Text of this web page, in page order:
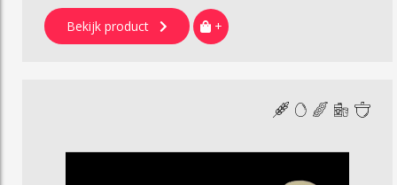
Bekijk product +